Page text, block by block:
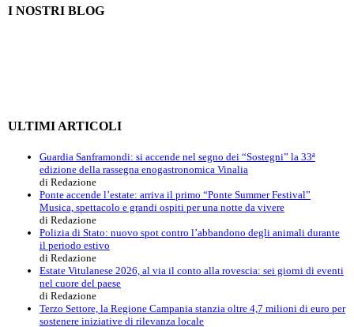
I NOSTRI BLOG
ULTIMI ARTICOLI
Guardia Sanframondi: si accende nel segno dei “Sostegni” la 33ª
edizione della rassegna enogastronomica Vinalia
di Redazione
Ponte accende l’estate: arriva il primo “Ponte Summer Festival”
Musica, spettacolo e grandi ospiti per una notte da vivere
di Redazione
Polizia di Stato: nuovo spot contro l’abbandono degli animali durante
il periodo estivo
di Redazione
Estate Vitulanese 2026, al via il conto alla rovescia: sei giorni di eventi
nel cuore del paese
di Redazione
Terzo Settore, la Regione Campania stanzia oltre 4,7 milioni di euro per
sostenere iniziative di rilevanza locale